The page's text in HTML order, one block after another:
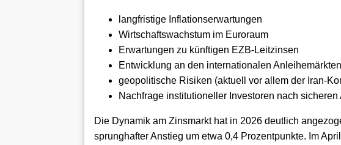
langfristige Inflationserwartungen
Wirtschaftswachstum im Euroraum
Erwartungen zu künftigen EZB-Leitzinsen
Entwicklung an den internationalen Anleihemärkten
geopolitische Risiken (aktuell vor allem der Iran-
Nachfrage institutioneller Investoren nach sicheren
Die Dynamik am Zinsmarkt hat in 2026 deutlich
sprunghafter Anstieg um etwa 0,4 Prozentpunkte. Im